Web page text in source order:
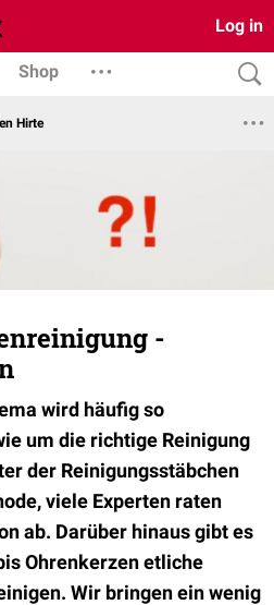
Log in
Shop
Hirte
-
wird häufig so
um die richtige Reinigung
der Reinigungsstäbchen
viele Experten raten
ab. Darüber hinaus gibt es
Ohrenkerzen etliche
Wir bringen ein wenig